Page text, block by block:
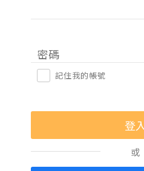
密碼
記住我的帳號
或